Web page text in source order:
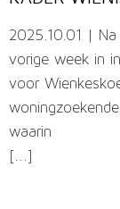
2025.10.01 |
vorige week in
voor
waarin
[...]